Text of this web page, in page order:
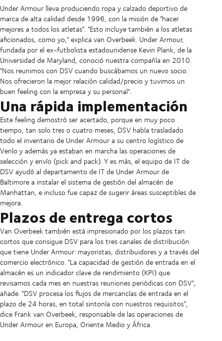
Under Armour lleva produciendo ropa y calzado deportivo de
marca de alta calidad desde 1996, con la misión de "hacer
mejores a todos los atletas". "Esto incluye también a los atletas
aficionados, como yo," explica van Overbeek. Under Armour,
fundada por el ex-futbolista estadounidense Kevin Plank, de la
Universidad de Maryland, conoció nuestra compañía en 2010.
"Nos reunimos con DSV cuando buscábamos un nuevo socio.
Nos ofrecieron la mejor relación calidad/precio y tuvimos un
buen feeling con la empresa y su personal".
Una rápida implementación
Este feeling demostró ser acertado, porque en muy poco
tiempo, tan solo tres o cuatro meses, DSV había trasladado
todo el inventario de Under Armour a su centro logístico de
Venlo y además ya estaban en marcha las operaciones de
selección y envío (pick and pack). Y es más, el equipo de IT de
DSV ayudó al departamento de IT de Under Armour de
Baltimore a instalar el sistema de gestión del almacén de
Manhattan, e incluso fue capaz de sugerir áreas susceptibles de
mejora.
Plazos de entrega cortos
Van Overbeek también está impresionado por los plazos tan
cortos que consigue DSV para los tres canales de distribución
que tiene Under Armour: mayoristas, distribuidores y a través del
comercio electrónico. "La capacidad de gestión de entrada en el
almacén es un indicador clave de rendimiento (KPI) que
revisamos cada mes en nuestras reuniones periódicas con DSV",
añade. "DSV procesa los flujos de mercancías de entrada en el
plazo de 24 horas, en total sintonía con nuestros requisitos",
dice Frank van Overbeek, responsable de las operaciones de
Under Armour en Europa, Oriente Medio y África.